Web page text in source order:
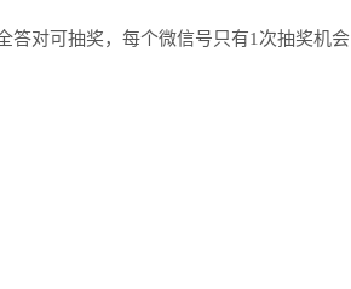
答对可抽奖，每个微信号只有1次抽奖机会